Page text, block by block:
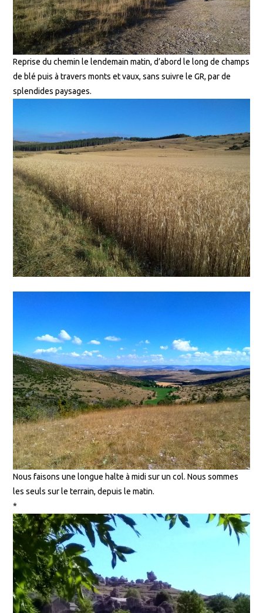
Reprise du chemin le lendemain matin, d’abord le long de champs
de blé puis à travers monts et vaux, sans suivre le GR, par de
splendides paysages.
Nous faisons une longue halte à midi sur un col. Nous sommes
les seuls sur le terrain, depuis le matin.
*